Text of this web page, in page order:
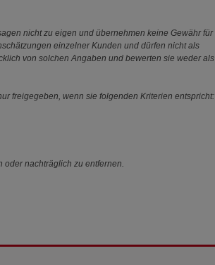
nicht zu eigen und übernehmen keine Gewähr für
einzelner Kunden und dürfen nicht als
von solchen Angaben und bewerten sie weder als
freigegeben, wenn sie folgenden Kriterien entspricht:
oder nachträglich zu entfernen.